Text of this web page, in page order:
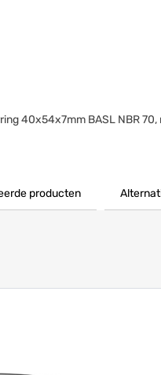
40x54x7mm BASL NBR 70,
producten